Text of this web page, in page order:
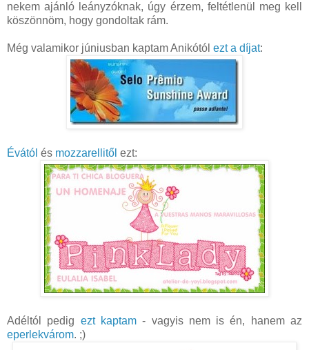
nekem ajánló leányzóknak, úgy érzem, feltétlenül meg kell
köszönnöm, hogy gondoltak rám.
Még valamikor júniusban kaptam Anikótól ezt a díjat:
Évától és mozzarellitől ezt:
Adéltól pedig ezt kaptam- vagyis nem is én, hanem az
eperlekvárom. ;)